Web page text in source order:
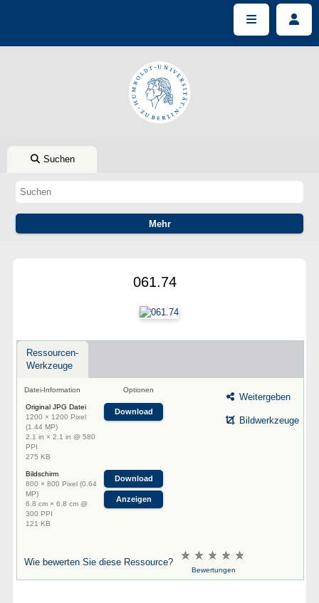
Suchen
061.74
Ressourcen-
Werkzeuge
Datei-Information Optionen
Original JPG Datei
1200 × 1200 Pixel
(1.44 MP)
2.1 in × 2.1 in @ 580
PPI
275 KB
Download
Bildschirm
800 × 800 Pixel (0.64
MP)
6.8 cm × 6.8 cm @
300 PPI
121 KB
Download
Anzeigen
Weitergeben
Bildwerkzeuge
Wie bewerten Sie diese Ressource?
Bewertungen